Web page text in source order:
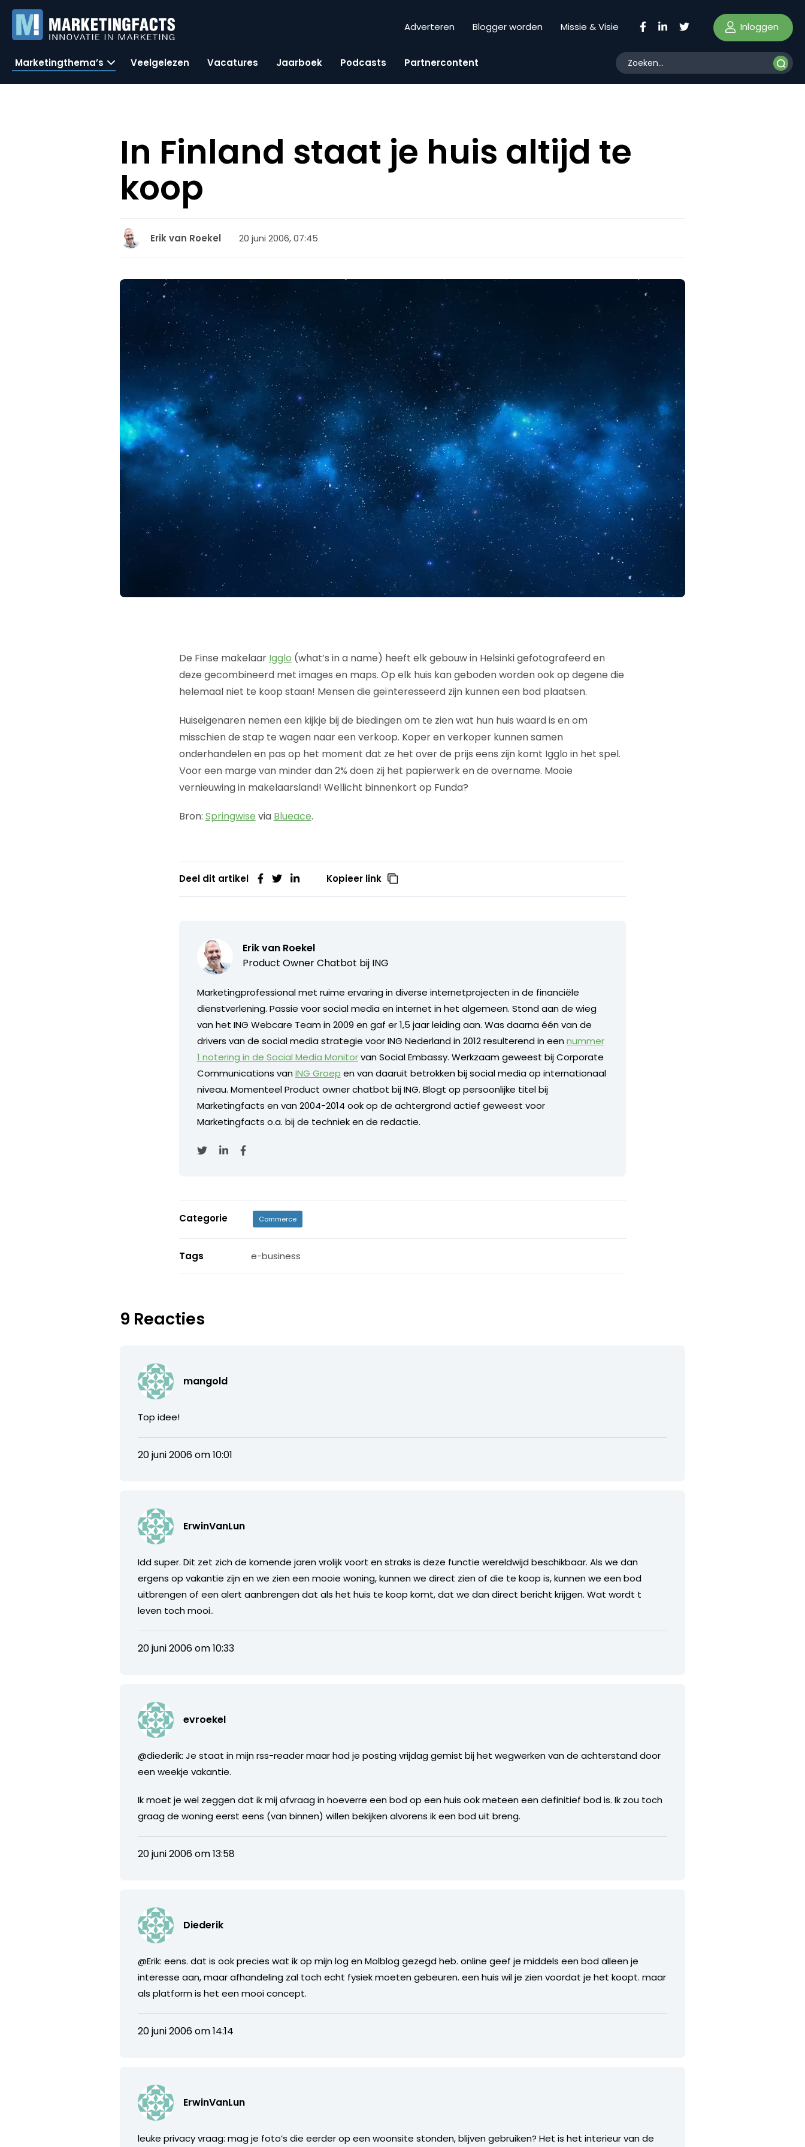
Adverteren Blogger worden Missie & Visie Inloggen
Marketingthema’s Veelgelezen Vacatures Jaarboek Podcasts Partnercontent
In Finland staat je huis altijd te
koop
Erik van Roekel 20 juni 2006, 07:45
De Finse makelaar Igglo (what’s in a name) heeft elk gebouw in Helsinki gefotografeerd en
deze gecombineerd met images en maps. Op elk huis kan geboden worden ook op degene die
helemaal niet te koop staan! Mensen die geïnteresseerd zijn kunnen een bod plaatsen.
Huiseigenaren nemen een kijkje bij de biedingen om te zien wat hun huis waard is en om
misschien de stap te wagen naar een verkoop. Koper en verkoper kunnen samen
onderhandelen en pas op het moment dat ze het over de prijs eens zijn komt Igglo in het spel.
Voor een marge van minder dan 2% doen zij het papierwerk en de overname. Mooie
vernieuwing in makelaarsland! Wellicht binnenkort op Funda?
Bron: Springwise via Blueace.
Deel dit artikel Kopieer link
Erik van Roekel
Product Owner Chatbot bij ING
Marketingprofessional met ruime ervaring in diverse internetprojecten in de financiële
dienstverlening. Passie voor social media en internet in het algemeen. Stond aan de wieg
van het ING Webcare Team in 2009 en gaf er 1,5 jaar leiding aan. Was daarna één van de
drivers van de social media strategie voor ING Nederland in 2012 resulterend in eennummer
1 notering in de Social Media Monitorvan Social Embassy. Werkzaam geweest bij Corporate
Communications vanING Groep en van daaruit betrokken bij social media op internationaal
niveau. Momenteel Product owner chatbot bij ING. Blogt op persoonlijke titel bij
Marketingfacts en van 2004-2014 ook op de achtergrond actief geweest voor
Marketingfacts o.a. bij de techniek en de redactie.
Categorie Commerce
Tags e-business
9 Reacties
mangold
Top idee!
20 juni 2006 om 10:01
ErwinVanLun
Idd super. Dit zet zich de komende jaren vrolijk voort en straks is deze functie wereldwijd beschikbaar. Als we dan
ergens op vakantie zijn en we zien een mooie woning, kunnen we direct zien of die te koop is, kunnen we een bod
uitbrengen of een alert aanbrengen dat als het huis te koop komt, dat we dan direct bericht krijgen. Wat wordt t
leven toch mooi..
20 juni 2006 om 10:33
evroekel
@diederik: Je staat in mijn rss-reader maar had je posting vrijdag gemist bij het wegwerken van de achterstand door
een weekje vakantie.
Ik moet je wel zeggen dat ik mij afvraag in hoeverre een bod op een huis ook meteen een definitief bod is. Ik zou toch
graag de woning eerst eens (van binnen) willen bekijken alvorens ik een bod uit breng.
20 juni 2006 om 13:58
Diederik
@Erik: eens. dat is ook precies wat ik op mijn log en Molblog gezegd heb. online geef je middels een bod alleen je
interesse aan, maar afhandeling zal toch echt fysiek moeten gebeuren. een huis wil je zien voordat je het koopt. maar
als platform is het een mooi concept.
20 juni 2006 om 14:14
ErwinVanLun
leuke privacy vraag: mag je foto’s die eerder op een woonsite stonden, blijven gebruiken? Het is het interieur van de